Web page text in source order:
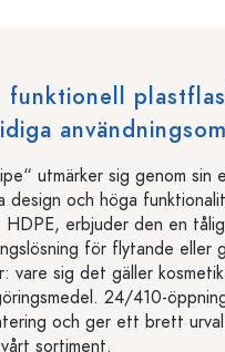
funktionell
utmärker sig genom sin
design och höga
HDPE, erbjuder den en
för flytande eller
vare sig det gäller
24/410-
och ger ett brett
sortiment.